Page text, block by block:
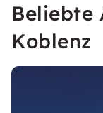
Beliebte
Koblenz